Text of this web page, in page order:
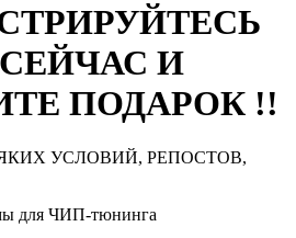
И
ПОДАРОК !!
УСЛОВИЙ, РЕПОСТОВ,
для ЧИП-тюнинга